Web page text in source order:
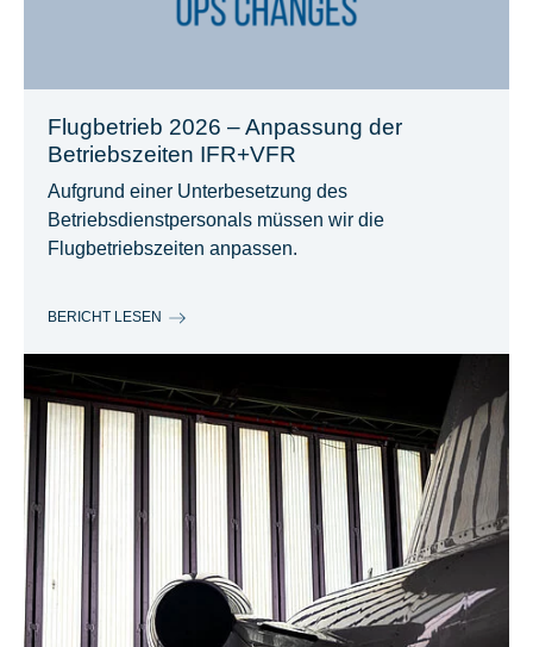
Flugbetrieb 2026 – Anpassung der
Betriebszeiten IFR+VFR
Aufgrund einer Unterbesetzung des
Betriebsdienstpersonals müssen wir die
Flugbetriebszeiten anpassen.
BERICHT LESEN